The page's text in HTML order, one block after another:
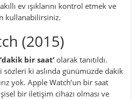
ev ışıklarını kontrol etmek ve
kullanabilirsiniz.
(2015)
‘dakik bir saat’ olarak tanıtıldı.
sözleri ki aslında günümüzde dakik
yok. Apple Watch’un bir saat
bir iletişim cihazı olması ve